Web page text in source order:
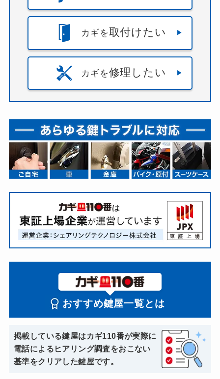
カギを取付けたい
カギを修理したい
おすすめ鍵屋一覧とは
掲載している鍵屋はカギ110番が実際に
電話によるヒアリング調査をおこない
基準をクリアした鍵屋です。